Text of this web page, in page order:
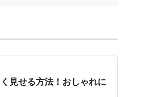
見せる方法！おしゃれに